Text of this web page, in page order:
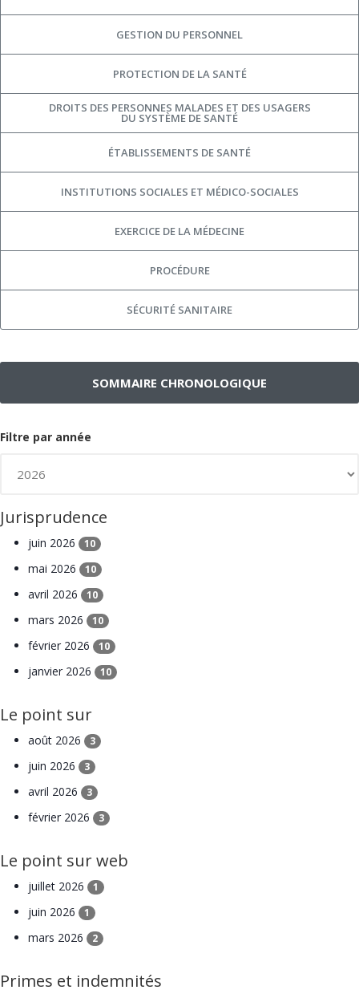
GESTION DU PERSONNEL
PROTECTION DE LA SANTÉ
DROITS DES PERSONNES MALADES ET DES USAGERS
DU SYSTÈME DE SANTÉ
ÉTABLISSEMENTS DE SANTÉ
INSTITUTIONS SOCIALES ET MÉDICO-SOCIALES
EXERCICE DE LA MÉDECINE
PROCÉDURE
SÉCURITÉ SANITAIRE
SOMMAIRE CHRONOLOGIQUE
Filtre par année
Jurisprudence
juin 2026 10
mai 2026 10
avril 2026 10
mars 2026 10
février 2026 10
janvier 2026 10
Le point sur
août 2026 3
juin 2026 3
avril 2026 3
février 2026 3
Le point sur web
juillet 2026 1
juin 2026 1
mars 2026 2
Primes et indemnités